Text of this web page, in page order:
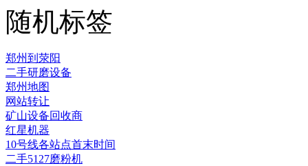
随机标签
郑州到荥阳
二手研磨设备
郑州地图
网站转让
矿山设备回收商
红星机器
10号线各站点首末时间
二手5127磨粉机